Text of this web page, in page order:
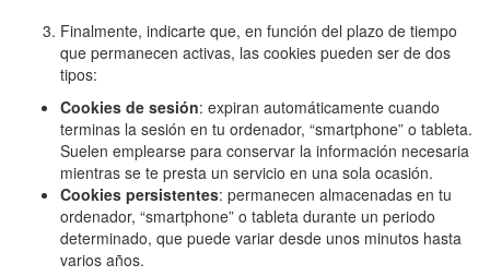
Finalmente, indicarte que, en función del plazo de tiempo
que permanecen activas, las cookies pueden ser de dos
tipos:
Cookies de sesión: expiran automáticamente cuando
terminas la sesión en tu ordenador, “smartphone” o tableta.
Suelen emplearse para conservar la información necesaria
mientras se te presta un servicio en una sola ocasión.
Cookies persistentes: permanecen almacenadas en tu
ordenador, “smartphone” o tableta durante un periodo
determinado, que puede variar desde unos minutos hasta
varios años.